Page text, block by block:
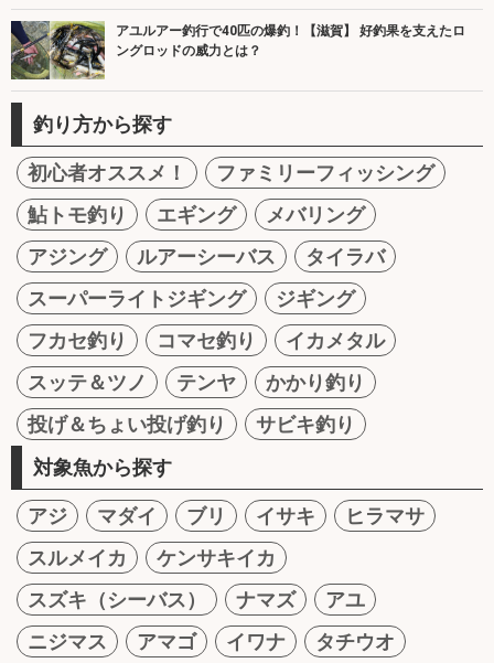
アユルアー釣行で40匹の爆釣！【滋賀】 好釣果を支えたロ
ングロッドの威力とは？
釣り方から探す
初心者オススメ！
ファミリーフィッシング
鮎トモ釣り
エギング
メバリング
アジング
ルアーシーバス
タイラバ
スーパーライトジギング
ジギング
フカセ釣り
コマセ釣り
イカメタル
スッテ＆ツノ
テンヤ
かかり釣り
投げ＆ちょい投げ釣り
サビキ釣り
対象魚から探す
アジ マダイ ブリ イサキ
ヒラマサ
スルメイカ
ケンサキイカ
スズキ（シーバス）
ナマズ
アユ
ニジマス
アマゴ イワナ
タチウオ